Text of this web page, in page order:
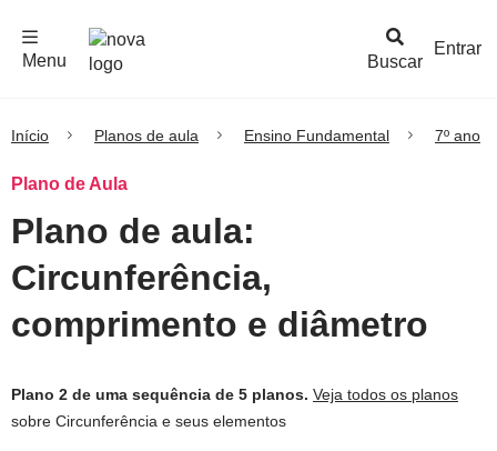
Buscar
Menu
Entrar
Início Planos de aula Ensino Fundamental 7º ano
Plano de Aula
Plano de aula:
Circunferência,
comprimento e diâmetro
Plano 2 de uma sequência de 5 planos. Veja todos os planos
sobre Circunferência e seus elementos